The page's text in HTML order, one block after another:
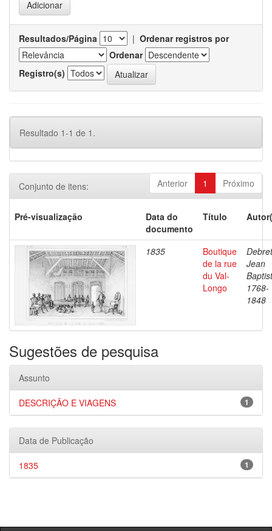
Resultados/Página | Ordenar registros por
Ordenar
Registro(s)
Resultado 1-1 de 1.
Anterior 1 Próximo
Conjunto de itens:
Pré-visualização
Data do
documento
Título
1835
Boutique
de la rue
du Val-
Longo
Jean
1768-
1848
Sugestões de pesquisa
Assunto
1
DESCRIÇÃO E VIAGENS
Data de Publicação
1
1835